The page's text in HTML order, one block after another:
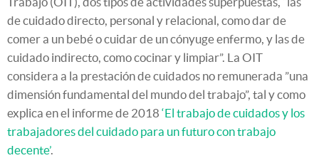
de cuidado directo, personal y relacional, como dar de
comer a un bebé o cuidar de un cónyuge enfermo, y las de
cuidado indirecto, como cocinar y limpiar”. La OIT
considera a la prestación de cuidados no remunerada ”una
dimensión fundamental del mundo del trabajo”, tal y como
explica en el informe de 2018 ‘El trabajo de cuidados y los
trabajadores del cuidado para un futuro con trabajo
decente’.